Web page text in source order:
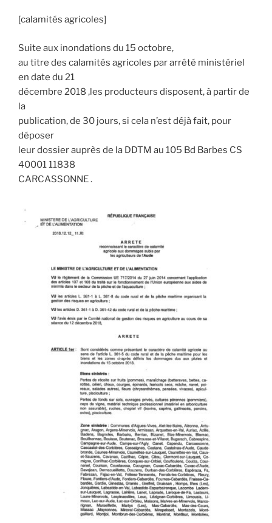
[calamités agricoles]
Suite aux inondations du 15 octobre,
au titre des calamités agricoles par arrêté ministériel
en date du 21
décembre 2018 ,les producteurs disposent, à partir de
la
publication, de 30 jours, si cela n’est déjà fait, pour
déposer
leur dossier auprès de la DDTM au 105 Bd Barbes CS
40001 11838
CARCASSONNE .